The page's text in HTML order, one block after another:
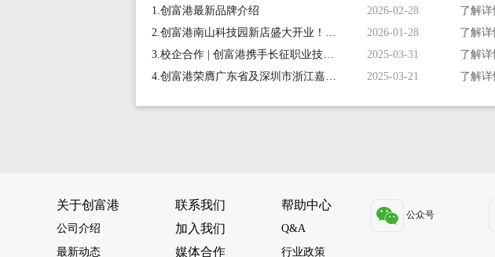
1.创富港最新品牌介绍 2026-02-28
了解详
2.创富港南山科技园新店盛大开业！坐拥金融科技核心区，1-15人间1180元/月起
2026-01-28
了解详
3.校企合作 | 创富港携手长征职业技术学院正式启动《新媒体营销实战营》项目
2025-03-31
了解详
4.创富港荣膺广东省及深圳市浙江嘉兴商会会员单位，共筑创业生态圈
2025-03-21 了解详
关于创富港
公司介绍
最新动态
联系我们
加入我们
媒体合作
帮助中心
Q&A
行业政策
公众号